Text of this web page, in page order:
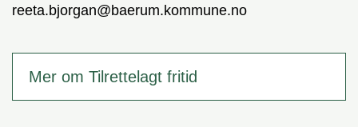
reeta.bjorgan@baerum.kommune.no
Mer om Tilrettelagt fritid